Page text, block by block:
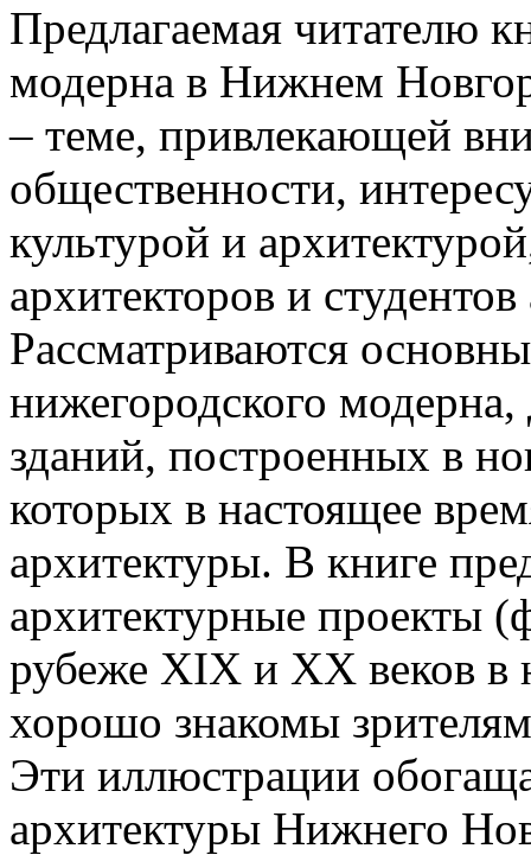
Предлагаемая читателю
модерна в Нижнем
– теме, привлекающей
общественности,
культурой и
архитекторов и
Рассматриваются
нижегородского модерна,
зданий, построенных в
которых в настоящее
архитектуры. В книге
архитектурные проекты
рубеже ХIХ и ХХ веков в
хорошо знакомы
Эти иллюстрации
архитектуры Нижнего